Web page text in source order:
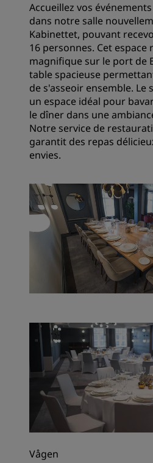
Accueillez vos
dans notre salle
Kabinettet, pouvant
16 personnes. Cet
magnifique sur le port de
table spacieuse
de s'asseoir ensemble. Le
un espace idéal pour
le dîner dans une
Notre service de
garantit des repas
envies.
Vågen